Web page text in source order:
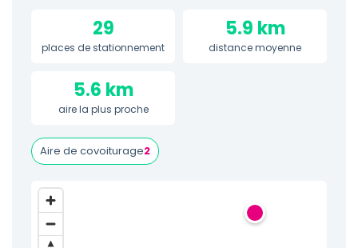
29
places de stationnement
5.9 km
distance moyenne
5.6 km
aire la plus proche
Aire de covoiturage2